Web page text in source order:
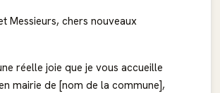
Messieurs, chers nouveaux
réelle joie que je vous accueille
mairie de [nom de la commune],